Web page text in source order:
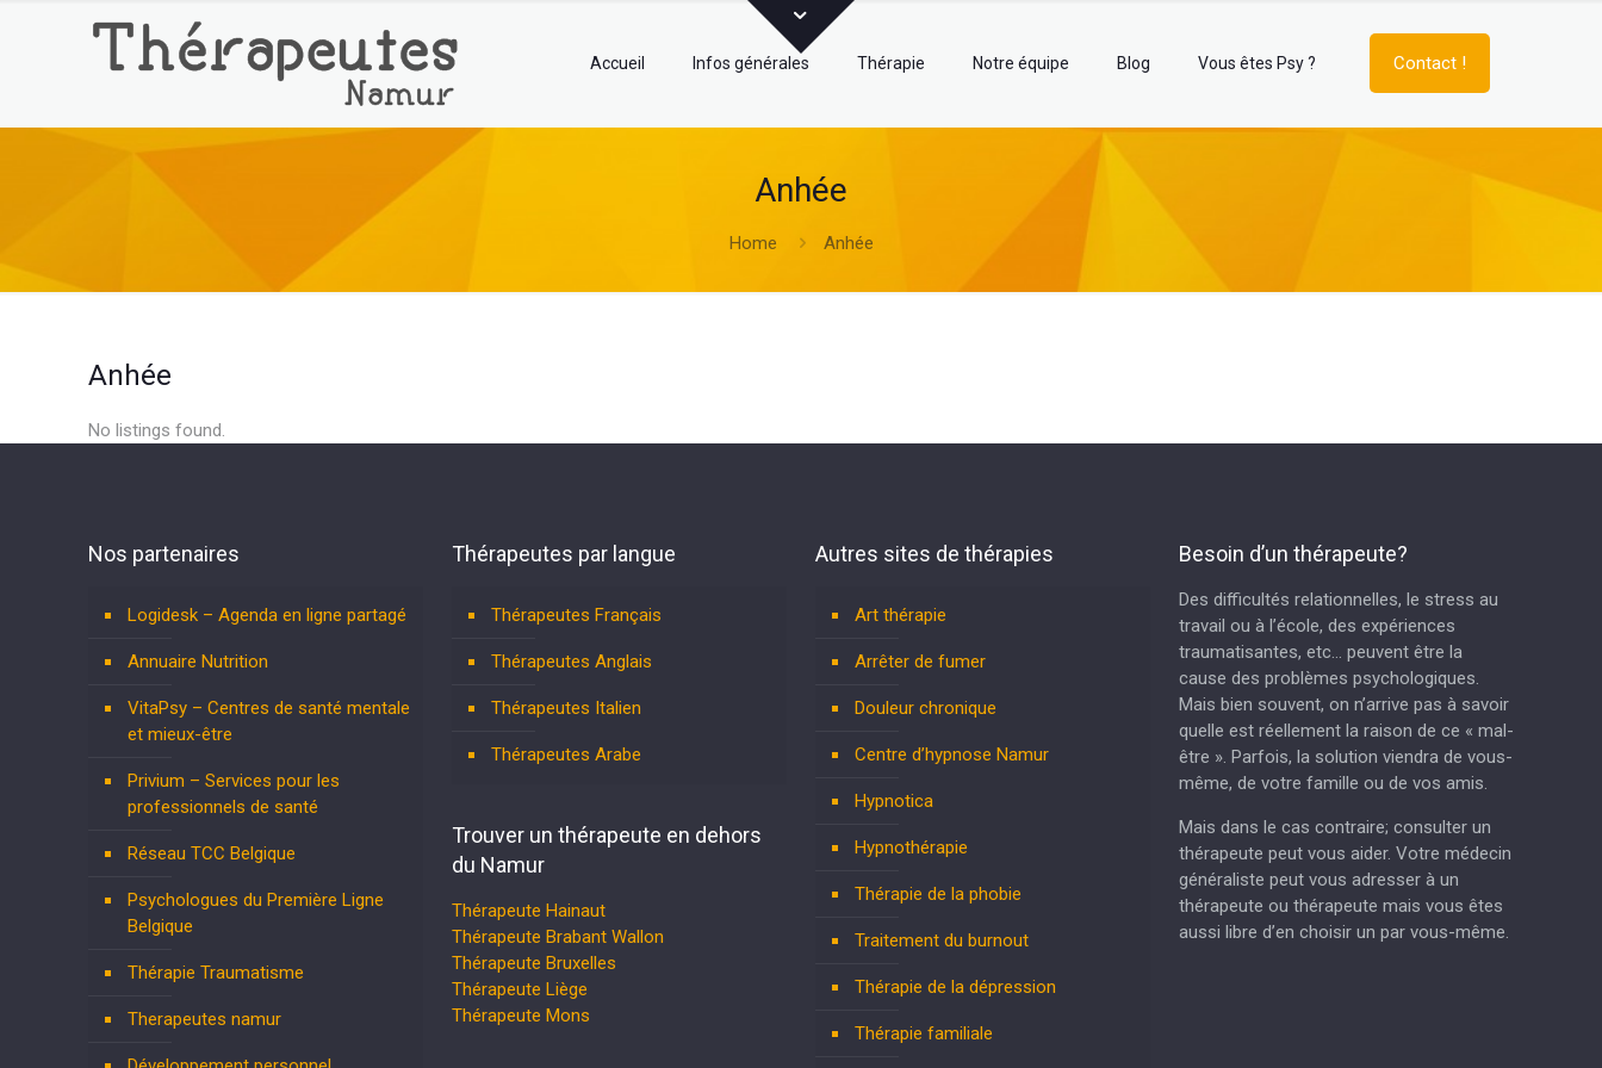
Accueil Infos générales Thérapie Notre équipe Blog Vous êtes Psy ? Contact !
Anhée
Home Anhée
Anhée
No listings found.
Nos partenaires
Logidesk – Agenda en ligne partagé
Annuaire Nutrition
VitaPsy – Centres de santé mentale
et mieux-être
Privium – Services pour les
professionnels de santé
Réseau TCC Belgique
Psychologues du Première Ligne
Belgique
Thérapie Traumatisme
Therapeutes namur
Thérapeutes par langue
Thérapeutes Français
Thérapeutes Anglais
Thérapeutes Italien
Thérapeutes Arabe
Trouver un thérapeute en dehors
du Namur
Thérapeute Hainaut
Thérapeute Brabant Wallon
Thérapeute Bruxelles
Thérapeute Liège
Thérapeute Mons
Autres sites de thérapies
Art thérapie
Arrêter de fumer
Douleur chronique
Centre d’hypnose Namur
Hypnotica
Hypnothérapie
Thérapie de la phobie
Traitement du burnout
Thérapie de la dépression
Thérapie familiale
Besoin d’un thérapeute?
Des difficultés relationnelles, le stress au
travail ou à l’école, des expériences
traumatisantes, etc… peuvent être la
cause des problèmes psychologiques.
Mais bien souvent, on n’arrive pas à savoir
quelle est réellement la raison de ce « mal-
être ». Parfois, la solution viendra de vous-
même, de votre famille ou de vos amis.
Mais dans le cas contraire; consulter un
thérapeute peut vous aider. Votre médecin
généraliste peut vous adresser à un
thérapeute ou thérapeute mais vous êtes
aussi libre d’en choisir un par vous-même.